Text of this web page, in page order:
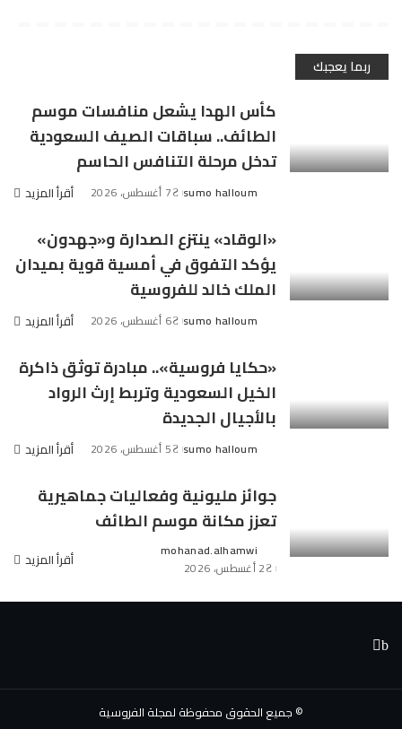
ربما يعجبك
كأس الهدا يشعل منافسات موسم
الطائف.. سباقات الصيف السعودية
تدخل مرحلة التنافس الحاسم
Posted
sumo halloum 7 أغسطس، 2026 أقرأ المزيد
«الوقاد» ينتزع الصدارة و«جهدون»
يؤكد التفوق في أمسية قوية بميدان
الملك خالد للفروسية
Posted
sumo halloum 6 أغسطس، 2026 أقرأ المزيد
«حكايا فروسية».. مبادرة توثق ذاكرة
الخيل السعودية وتربط إرث الرواد
بالأجيال الجديدة
Posted
sumo halloum 5 أغسطس، 2026 أقرأ المزيد
جوائز مليونية وفعاليات جماهيرية
تعزز مكانة موسم الطائف
Posted
by
mohanad.alhamwi
2 أغسطس، 2026
أقرأ المزيد
© جميع الحقوق محفوظة لمجلة الفروسية